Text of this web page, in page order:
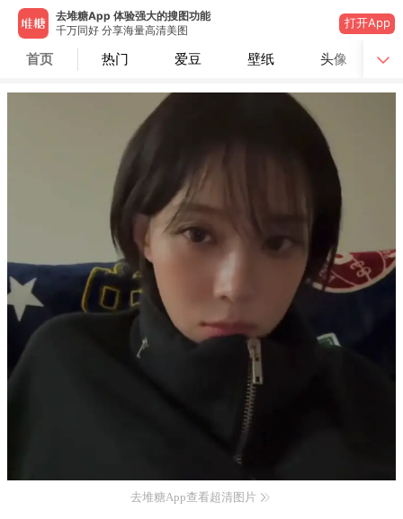
去堆糖App 体验强大的搜图功能
千万同好 分享海量高清美图
打开App
首页 热门 爱豆 壁纸 头像
去堆糖App查看超清图片